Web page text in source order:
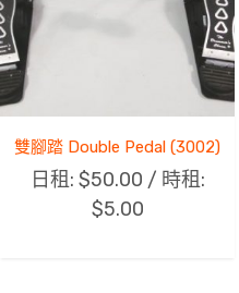
雙腳踏 Double Pedal (3002)
日租: $50.00 / 時租:
$5.00